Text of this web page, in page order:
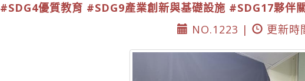
#SDG4優質教育 #SDG9產業創新與基礎設施 #SDG17夥伴
NO.1223 |
更新時